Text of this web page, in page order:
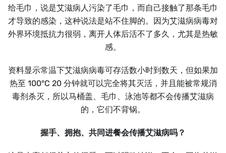
给毛巾，说是艾滋病人污染了毛巾，而自己接触了那条毛巾
才导致的感染，这种说法是站不住脚的。因为艾滋病病毒对
外界环境抵抗力很弱，离开人体后活不了多久，尤其是热敏
感。
资料显示常温下艾滋病病毒可存活数小时到数天，但如果加
热至 100°C 20 分钟就可以完全将其灭活，并且能被常规消
毒剂杀灭，所以马桶盖、毛巾、泳池等都不会传播艾滋病
的，它们不背锅。
握手、拥抱、共同进餐会传播艾滋病吗？